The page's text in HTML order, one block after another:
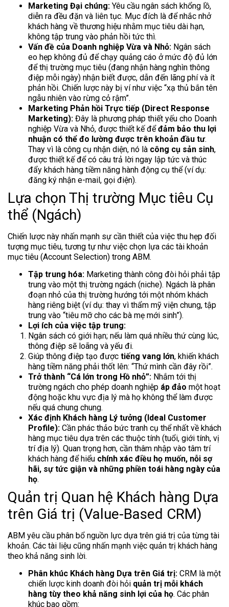
Marketing Đại chúng: Yêu cầu ngân sách khổng lồ,
diễn ra đều đặn và liên tục. Mục đích là để nhắc nhở
khách hàng về thương hiệu nhằm mục tiêu dài hạn,
không tập trung vào phản hồi tức thì.
Vấn đề của Doanh nghiệp Vừa và Nhỏ: Ngân sách
eo hẹp không đủ để chạy quảng cáo ở mức độ đủ lớn
để thị trường mục tiêu (đang nhận hàng nghìn thông
điệp mỗi ngày) nhận biết được, dẫn đến lãng phí và ít
phản hồi. Chiến lược này bị ví như việc “xạ thủ bắn tên
ngẫu nhiên vào rừng cỏ rậm”.
Marketing Phản hồi Trực tiếp (Direct Response
Marketing): Đây là phương pháp thiết yếu cho Doanh
nghiệp Vừa và Nhỏ, được thiết kế đểđảm bảo thu lợi
nhuận có thể đo lường được trên khoản đầu tư.
Thay vì là công cụ nhận diện, nó là công cụ sản sinh,
được thiết kế để có câu trả lời ngay lập tức và thúc
đẩy khách hàng tiềm năng hành động cụ thể (ví dụ:
đăng ký nhận e-mail, gọi điện).
Lựa chọn Thị trường Mục tiêu Cụ
thể (Ngách)
Chiến lược này nhấn mạnh sự cần thiết của việc thu hẹp đối
tượng mục tiêu, tương tự như việc chọn lựa các tài khoản
mục tiêu (Account Selection) trong ABM.
Tập trung hóa: Marketing thành công đòi hỏi phải tập
trung vào một thị trường ngách (niche). Ngách là phân
đoạn nhỏ của thị trường hướng tới một nhóm khách
hàng riêng biệt (ví dụ: thay vì thẩm mỹ viện chung, tập
trung vào “tiêu mỡ cho các bà mẹ mới sinh”).
Lợi ích của việc tập trung:
Ngân sách có giới hạn; nếu làm quá nhiều thứ cùng lúc,
thông điệp sẽ loãng và yếu đi.
Giúp thông điệp tạo được tiếng vang lớn, khiến khách
hàng tiềm năng phải thốt lên: “Thứ mình cần đây rồi”.
Trở thành “Cá lớn trong Hồ nhỏ”: Nhắm tới thị
trường ngách cho phép doanh nghiệp áp đảo một hoạt
động hoặc khu vực địa lý mà họ không thể làm được
nếu quá chung chung.
Xác định Khách hàng Lý tưởng (Ideal Customer
Profile): Cần phác thảo bức tranh cụ thể nhất về khách
hàng mục tiêu dựa trên các thuộc tính (tuổi, giới tính, vị
trí địa lý). Quan trọng hơn, cần thâm nhập vào tâm trí
khách hàng để hiểu chính xác điều họ muốn, nỗi sợ
hãi, sự tức giận và những phiền toái hàng ngày của
họ.
Quản trị Quan hệ Khách hàng Dựa
trên Giá trị (Value-Based CRM)
ABM yêu cầu phân bổ nguồn lực dựa trên giá trị của từng tài
khoản. Các tài liệu cũng nhấn mạnh việc quản trị khách hàng
theo khả năng sinh lời.
Phân khúc Khách hàng Dựa trên Giá trị: CRM là một
chiến lược kinh doanh đòi hỏi quản trị mỗi khách
hàng tùy theo khả năng sinh lợi của họ. Các phân
khúc bao gồm: